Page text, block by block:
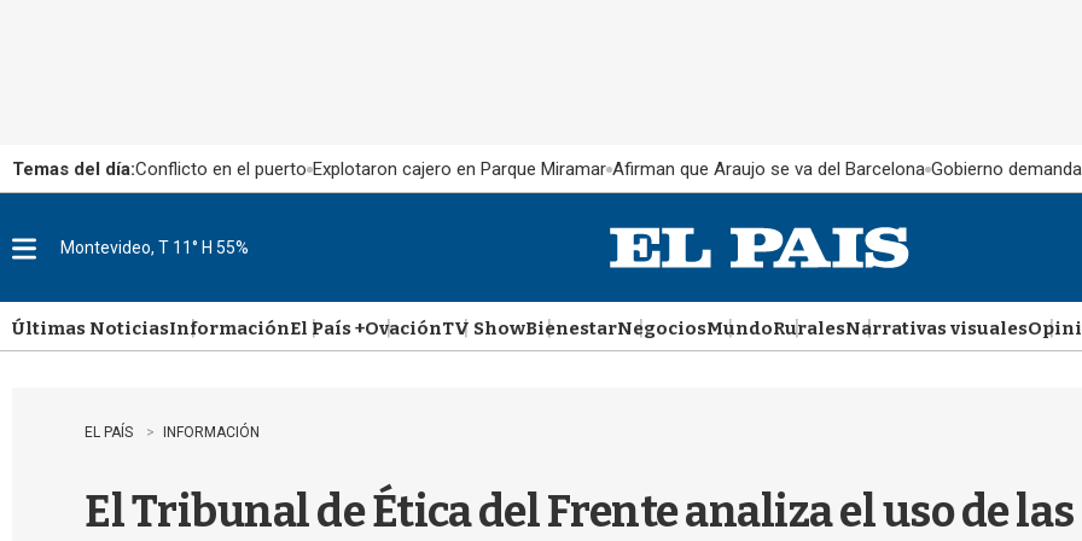
Temas del día:Conflicto en el puerto Explotaron cajero en Parque Miramar Afirman que Araujo se va del Barcelona Gobierno
u
Montevideo, T 11° H 55%
Últimas NoticiasInformaciónEl País +OvaciónTV ShowBienestarNegociosMundoRuralesNarrativas visuales
EL PAÍS INFORMACIÓN
El Tribunal de Ética del Frente analiza el uso de